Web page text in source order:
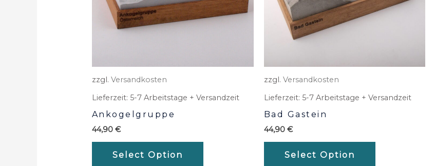
zzgl. Versandkosten
Lieferzeit: 5-7 Arbeitstage + Versandzeit
Ankogelgruppe
44,90 €
Select Option
zzgl. Versandkosten
Lieferzeit: 5-7 Arbeitstage + Versandzeit
Bad Gastein
44,90 €
Select Option